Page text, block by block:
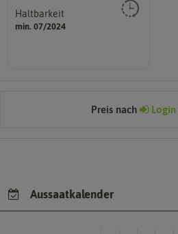
Haltbarkeit
min. 07/2024
und Pflanzgut sehr gut keimen
sollte.
Preis nach Login
Aussaatkalender